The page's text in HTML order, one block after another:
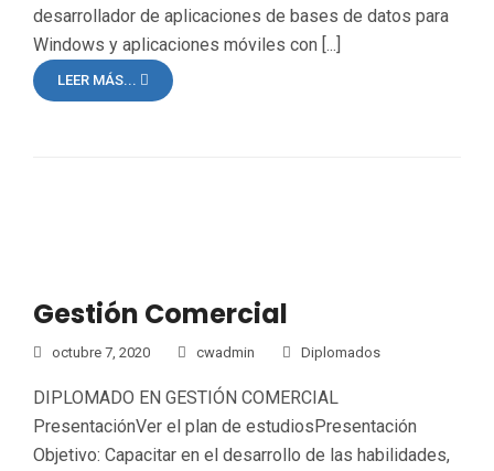
desarrollador de aplicaciones de bases de datos para
Windows y aplicaciones móviles con [...]
LEER MÁS...
Gestión Comercial
octubre 7, 2020 cwadmin Diplomados
DIPLOMADO EN GESTIÓN COMERCIAL
PresentaciónVer el plan de estudiosPresentación
Objetivo: Capacitar en el desarrollo de las habilidades,